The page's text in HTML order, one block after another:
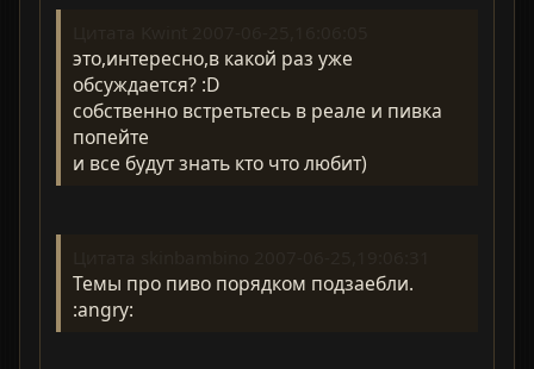
это,интересно,в какой раз уже
обсуждается? :D
собственно встретьтесь в реале и пивка
попейте
и все будут знать кто что любит)
Темы про пиво порядком подзаебли.
:angry: